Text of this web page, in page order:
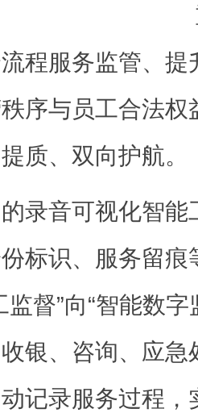
程服务监管、
序与员工合法权
质、双向护航。
音可视化智能
标识、服务留痕
监督”向“智能数
银、咨询、应急
记录服务过程，